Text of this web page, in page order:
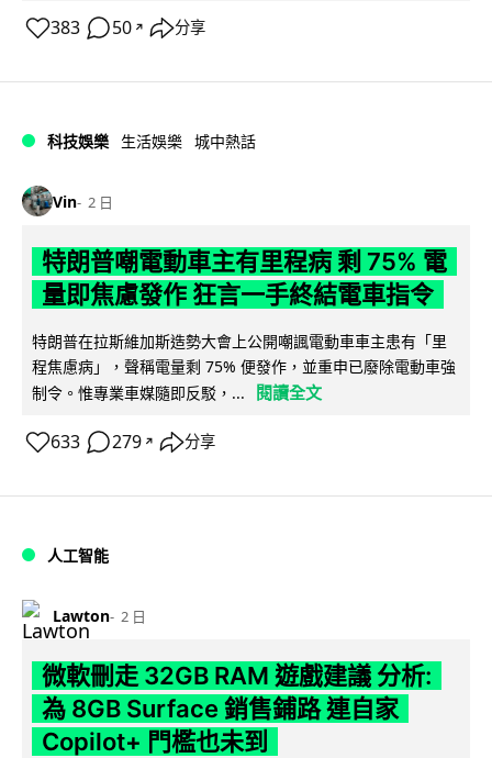
383 50 ↗ 分享
科技娛樂 生活娛樂 城中熱話
Vin 2 日
特朗普嘲電動車主有里程病 剩 75% 電
量即焦慮發作 狂言一手終結電車指令
特朗普在拉斯維加斯造勢大會上公開嘲諷電動車車主患有「里
程焦慮病」，聲稱電量剩 75% 便發作，並重申已廢除電動車強
制令。惟專業車媒隨即反駁，...
閱讀全文
633 279 ↗ 分享
人工智能
Lawton 2 日
微軟刪走 32GB RAM 遊戲建議 分析:
為 8GB Surface 銷售鋪路 連自家
Copilot+ 門檻也未到